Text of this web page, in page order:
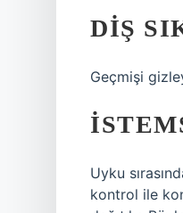
DIŞ
Geçmişi
Uyku
kontrol ile